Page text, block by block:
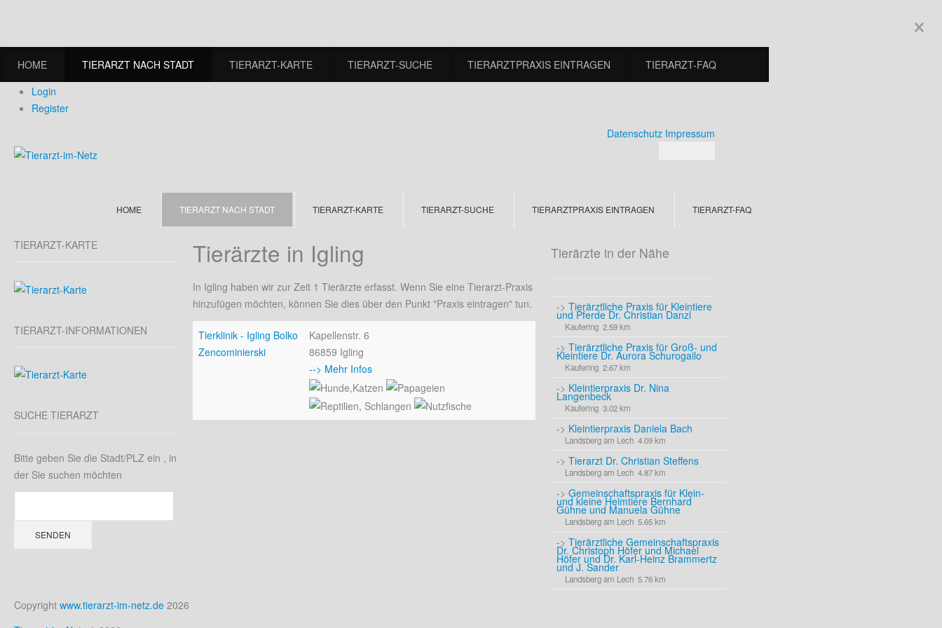
×
HOME TIERARZT NACH STADT TIERARZT-KARTE TIERARZT-SUCHE TIERARZTPRAXIS EINTRAGEN
TIERARZT-FAQ
Login
Register
Datenschutz Impressum
HOME TIERARZT NACH STADT TIERARZT-KARTE TIERARZT-SUCHE TIERARZTPRAXIS EINTRAGEN TIERARZT-FAQ
TIERARZT-KARTE
TIERARZT-INFORMATIONEN
SUCHE TIERARZT
Bitte geben Sie die Stadt/PLZ ein , in
der Sie suchen möchten
Tierärzte in Igling
In Igling haben wir zur Zeit 1 Tierärzte erfasst. Wenn Sie eine Tierarzt-Praxis
hinzufügen möchten, können Sie dies über den Punkt "Praxis eintragen" tun.
Tierklinik - Igling Bolko
Zencominierski
Kapellenstr. 6
86859 Igling
--> Mehr Infos
Tierärzte in der Nähe
-> Tierärztliche Praxis für Kleintiere
und Pferde Dr. Christian Danzl
Kaufering 2.59 km
-> Tierärztliche Praxis für Groß- und
Kleintiere Dr. Aurora Schurogailo
Kaufering 2.67 km
-> Kleintierpraxis Dr. Nina
Langenbeck
Kaufering 3.02 km
-> Kleintierpraxis Daniela Bach
Landsberg am Lech 4.09 km
-> Tierarzt Dr. Christian Steffens
Landsberg am Lech 4.87 km
-> Gemeinschaftspraxis für Klein-
und kleine Heimtiere Bernhard
Gühne und Manuela Gühne
Landsberg am Lech 5.65 km
-> Tierärztliche Gemeinschaftspraxis
Dr. Christoph Höfer und Michael
Höfer und Dr. Karl-Heinz Brammertz
und J. Sander
Landsberg am Lech 5.76 km
Copyright www.tierarzt-im-netz.de 2026